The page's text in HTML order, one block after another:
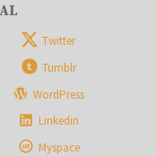
Twitter
Tumblr
WordPress
Linkedin
Myspace